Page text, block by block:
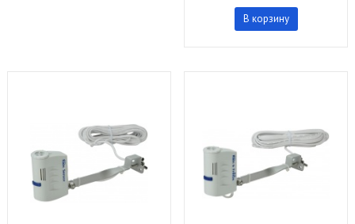
В корзину